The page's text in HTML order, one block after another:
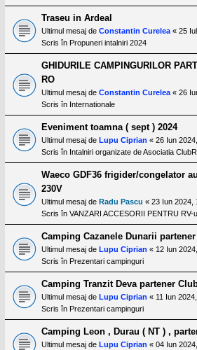
Traseu in Ardeal
Ultimul mesaj de Constantin Curelea « 25
Scris în Propuneri intalniri 2024
GHIDURILE CAMPINGURILOR
RO
Ultimul mesaj de Constantin Curelea « 26
Scris în Internationale
Eveniment toamna ( sept ) 2024
Ultimul mesaj de Lupu Ciprian « 26 Iun
Scris în Intalniri organizate de Asociatia
Waeco GDF36 frigider/congelator
230V
Ultimul mesaj de Radu Pascu « 23 Iun 2024,
Scris în VANZARI ACCESORII PENTRU RV-
Camping Cazanele Dunarii
Ultimul mesaj de Lupu Ciprian « 12 Iun
Scris în Prezentari campinguri
Camping Tranzit Deva partener
Ultimul mesaj de Lupu Ciprian « 11 Iun
Scris în Prezentari campinguri
Camping Leon , Durau ( NT ) ,
Ultimul mesaj de Lupu Ciprian « 04 Iun